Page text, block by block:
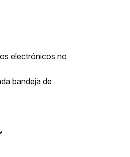
electrónicos no
bandeja de